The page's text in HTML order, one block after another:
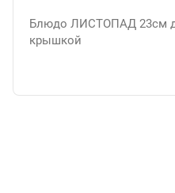
Блюдо ЛИСТОПАД 23см
крышкой